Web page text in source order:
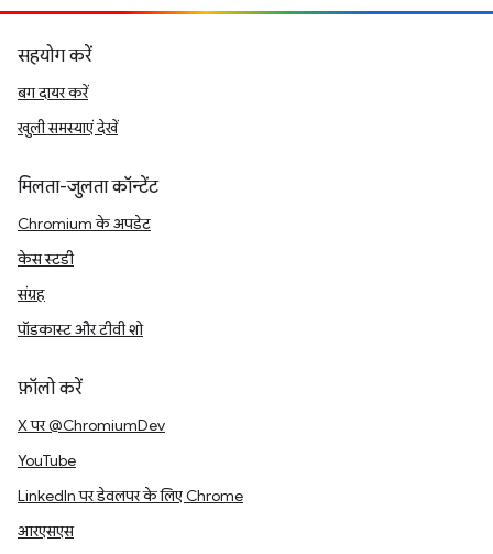
सहयोग करें
बग दायर करें
खुली समस्याएं देखें
मिलता-जुलता कॉन्टेंट
Chromium के अपडेट
केस स्टडी
संग्रह
पॉडकास्ट और टीवी शो
फ़ॉलो करें
X पर @ChromiumDev
YouTube
LinkedIn पर डेवलपर के लिए Chrome
आरएसएस